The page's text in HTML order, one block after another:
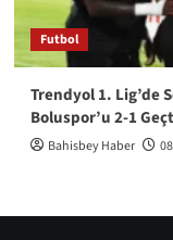
Futbol
Trendyol 1. Lig’de
Boluspor’u 2-1
Bahisbey Haber